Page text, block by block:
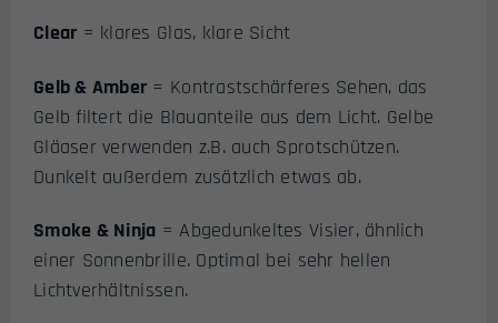
Clear = klares Glas, klare Sicht
Gelb & Amber = Kontrastschärferes Sehen, das
Gelb filtert die Blauanteile aus dem Licht. Gelbe
Gläaser verwenden z.B. auch Sprotschützen.
Dunkelt außerdem zusätzlich etwas ab.
Smoke & Ninja = Abgedunkeltes Visier, ähnlich
einer Sonnenbrille. Optimal bei sehr hellen
Lichtverhältnissen.